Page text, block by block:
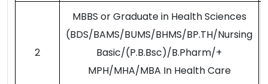
2
MBBS or Graduate in Health Sciences
(BDS/BAMS/BUMS/BHMS/BP.TH/Nursing
Basic/(P.B.Bsc)/B.Pharm/+
MPH/MHA/MBA In Health Care